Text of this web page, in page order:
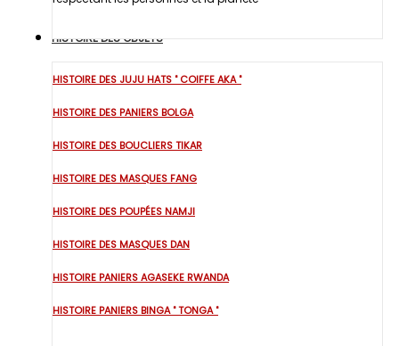
HISTOIRE DES OBJETS
HISTOIRE DES JUJU HATS " COIFFE AKA "
HISTOIRE DES PANIERS BOLGA
HISTOIRE DES BOUCLIERS TIKAR
HISTOIRE DES MASQUES FANG
HISTOIRE DES POUPÉES NAMJI
HISTOIRE DES MASQUES DAN
HISTOIRE PANIERS AGASEKE RWANDA
HISTOIRE PANIERS BINGA " TONGA "